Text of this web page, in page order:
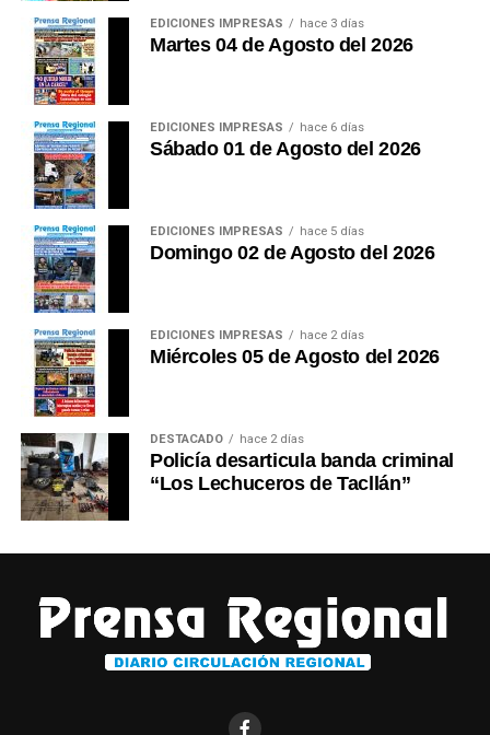
EDICIONES IMPRESAS hace 3 días
Martes 04 de Agosto del 2026
EDICIONES IMPRESAS hace 6 días
Sábado 01 de Agosto del 2026
EDICIONES IMPRESAS hace 5 días
Domingo 02 de Agosto del 2026
EDICIONES IMPRESAS hace 2 días
Miércoles 05 de Agosto del 2026
DESTACADO hace 2 días
Policía desarticula banda criminal
“Los Lechuceros de Tacllán”